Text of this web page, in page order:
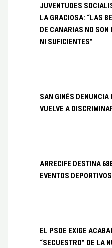
JUVENTUDES
LA GRACIOSA: “LAS
DE CANARIAS NO
NI SUFICIENTES”
SAN GINÉS DENUNCIA
VUELVE A
ARRECIFE DESTINA
EVENTOS
EL PSOE EXIGE
“SECUESTRO” DE LA